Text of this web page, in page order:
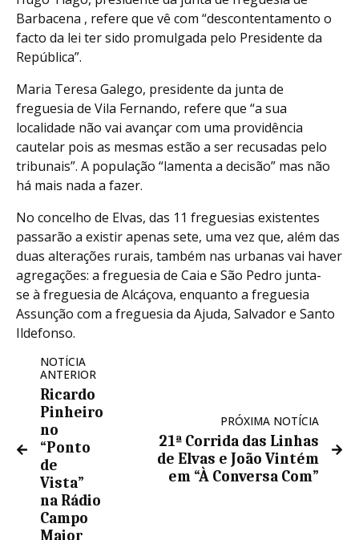
Barbacena , refere que vê com “descontentamento o
facto da lei ter sido promulgada pelo Presidente da
República”.
Maria Teresa Galego, presidente da junta de
freguesia de Vila Fernando, refere que “a sua
localidade não vai avançar com uma providência
cautelar pois as mesmas estão a ser recusadas pelo
tribunais”. A população “lamenta a decisão” mas não
há mais nada a fazer.
No concelho de Elvas, das 11 freguesias existentes
passarão a existir apenas sete, uma vez que, além das
duas alterações rurais, também nas urbanas vai haver
agregações: a freguesia de Caia e São Pedro junta-
se à freguesia de Alcáçova, enquanto a freguesia
Assunção com a freguesia da Ajuda, Salvador e Santo
Ildefonso.
NOTÍCIA
ANTERIOR
Ricardo
Pinheiro
no
“Ponto
de
Vista”
na Rádio
Campo
Maior
PRÓXIMA NOTÍCIA
21ª Corrida das Linhas
de Elvas e João Vintém
em “À Conversa Com”